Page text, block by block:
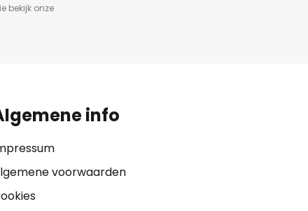
bekijk onze
info
voorwaarden